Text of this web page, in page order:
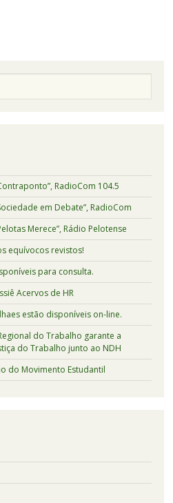
RadioCom 104.5
em Debate”, RadioCom
Merece”, Rádio Pelotense
equívocos revistos!
para consulta.
Acervos de HR
estão disponíveis on-line.
do Trabalho garante a
do Trabalho junto ao NDH
do Movimento Estudantil